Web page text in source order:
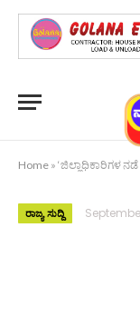
Home » ‘ಜಿಲ್ಲಾಧಿಕಾರಿಗಳ ನಡೆ
ರಾಜ್ಯ ಸುದ್ದಿ